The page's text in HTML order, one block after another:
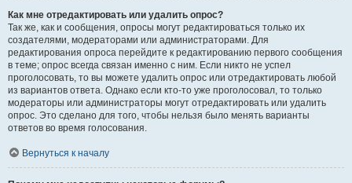
Как мне отредактировать или удалить опрос?
Так же, как и сообщения, опросы могут редактироваться только их
создателями, модераторами или администраторами. Для
редактирования опроса перейдите к редактированию первого сообщения
в теме; опрос всегда связан именно с ним. Если никто не успел
проголосовать, то вы можете удалить опрос или отредактировать любой
из вариантов ответа. Однако если кто-то уже проголосовал, то только
модераторы или администраторы могут отредактировать или удалить
опрос. Это сделано для того, чтобы нельзя было менять варианты
ответов во время голосования.
Вернуться к началу